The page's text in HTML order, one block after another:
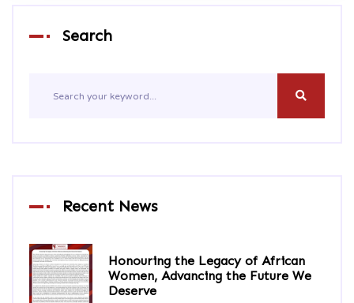
Search
Recent News
Honouring the Legacy of African
Women, Advancing the Future We
Deserve